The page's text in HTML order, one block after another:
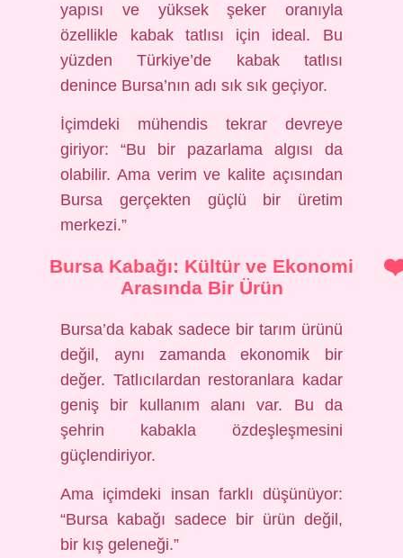
yapısı ve yüksek şeker oranıyla
özellikle kabak tatlısı için ideal. Bu
yüzden Türkiye’de kabak tatlısı
denince Bursa’nın adı sık sık geçiyor.
İçimdeki mühendis tekrar devreye
giriyor: “Bu bir pazarlama algısı da
olabilir. Ama verim ve kalite açısından
Bursa gerçekten güçlü bir üretim
merkezi.”
Bursa Kabağı: Kültür ve Ekonomi
Arasında Bir Ürün
Bursa’da kabak sadece bir tarım ürünü
değil, aynı zamanda ekonomik bir
değer. Tatlıcılardan restoranlara kadar
geniş bir kullanım alanı var. Bu da
şehrin kabakla özdeşleşmesini
güçlendiriyor.
Ama içimdeki insan farklı düşünüyor:
“Bursa kabağı sadece bir ürün değil,
bir kış geleneği.”